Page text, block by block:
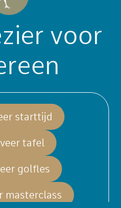
voor
starttijd
tafel
golfles
masterclass